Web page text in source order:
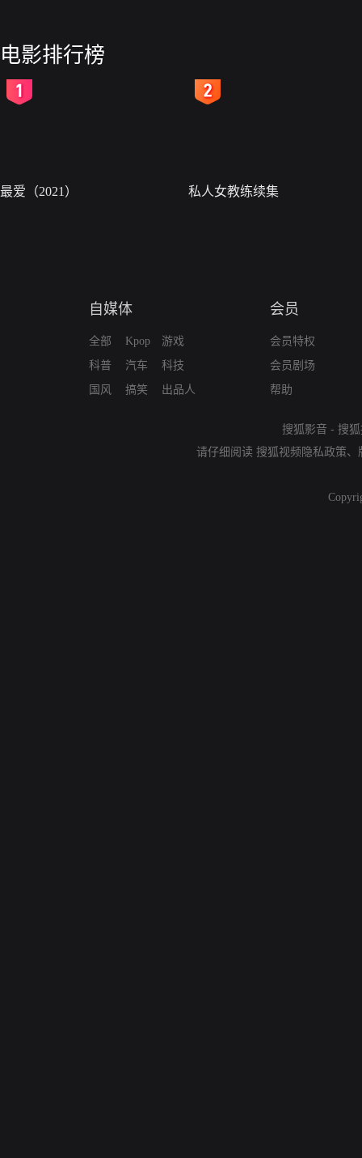
电影排行榜
最爱（2021） 私人女教练续集
自媒体
全部
科普
国风
Kpop
汽车
搞笑
游戏
科技
出品人
会员
会员特权
会员剧场
帮助
搜狐影音 - 搜
请仔细阅读 搜狐视频隐私政策、